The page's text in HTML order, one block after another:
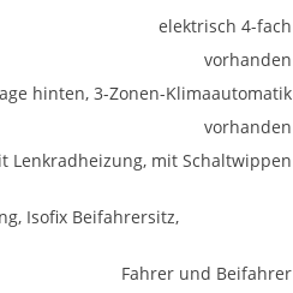
elektrisch 4-fach
vorhanden
hinten, 3-Zonen-Klimaautomatik
vorhanden
mit Schaltwippen
Isofix Beifahrersitz,
Fahrer und Beifahrer